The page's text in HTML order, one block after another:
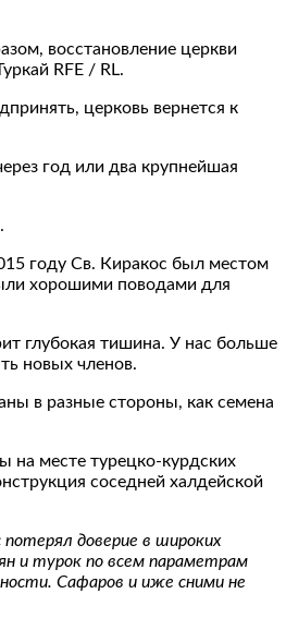
восстановление церкви
RFE / RL.
церковь вернется к
год или два крупнейшая
году Св. Киракос был местом
хорошими поводами для
глубокая тишина. У нас больше
новых членов.
в разные стороны, как семена
на месте турецко-курдских
соседней халдейской
доверие в широких
и турок по всем параметрам
Сафаров и иже сними не